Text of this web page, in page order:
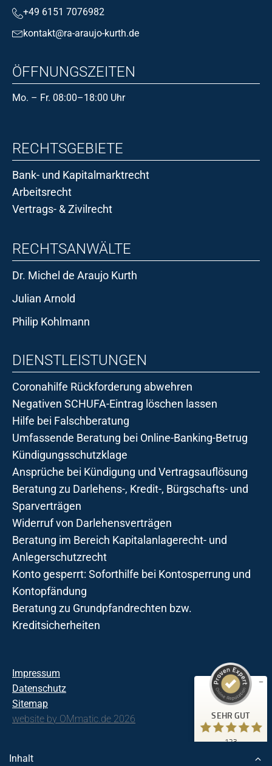
Inhalt
+49 6151 7076982
kontakt@ra-araujo-kurth.de
ÖFFNUNGSZEITEN
Mo. – Fr. 08:00–18:00 Uhr
RECHTSGEBIETE
Bank- und Kapitalmarktrecht
Arbeitsrecht
Vertrags- & Zivilrecht
RECHTSANWÄLTE
Dr. Michel de Araujo Kurth
Julian Arnold
Philip Kohlmann
DIENSTLEISTUNGEN
Coronahilfe Rückforderung abwehren
Negativen SCHUFA-Eintrag löschen lassen
Hilfe bei Falschberatung
Umfassende Beratung bei Online-Banking-Betrug
Kündigungsschutzklage
Ansprüche bei Kündigung und Vertragsauflösung
Beratung zu Darlehens-, Kredit-, Bürgschafts- und
Sparverträgen
Widerruf von Darlehensverträgen
Beratung im Bereich Kapitalanlagerecht- und
Anlegerschutzrecht
Konto gesperrt: Soforthilfe bei Kontosperrung und
Kontopfändung
Beratung zu Grundpfandrechten bzw.
Kreditsicherheiten
Impressum
Datenschutz
Sitemap
website by OMmatic.de 2026
SEHR GUT
123
Kanzlei Dr. Araujo Kurth
5,00
123
Bewertungen von
anderen Quellen
18.06.2026